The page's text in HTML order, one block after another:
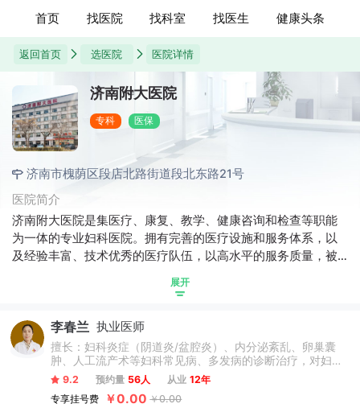
首页 找医院 找科室 找医生 健康头条
返回首页 选医院 医院详情
济南附大医院
专科 医保
济南市槐荫区段店北路街道段北东路21号
医院简介
济南附大医院是集医疗、康复、教学、健康咨询和检查等职能
为一体的专业妇科医院。拥有完善的医疗设施和服务体系，以
及经验丰富、技术优秀的医疗队伍，以高水平的服务质量，被
特色科室，致力于提供专业、温馨便捷的全方位诊疗服务。
展开
李春兰 执业医师
擅长：妇科炎症（阴道炎/盆腔炎）、内分泌紊乱、卵巢囊
肿、人工流产术等妇科常见病、多发病的诊断治疗，对妇科
私密修复等的诊治有见解。
9.2 预约量 56人 从业 12年
专享挂号费
￥0.00 ￥0.00